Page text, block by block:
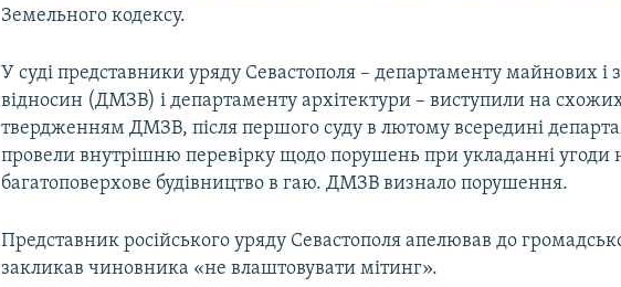
Земельного кодексу.
У суді представники уряду Севастополя – департаменту майнових і
відносин (ДМЗВ) і департаменту архітектури – виступили на
твердженням ДМЗВ, після першого суду в лютому всередині
провели внутрішню перевірку щодо порушень при укладанні угоди
багатоповерхове будівництво в гаю. ДМЗВ визнало порушення.
Представник російського уряду Севастополя апелював до
закликав чиновника «не влаштовувати мітинг».